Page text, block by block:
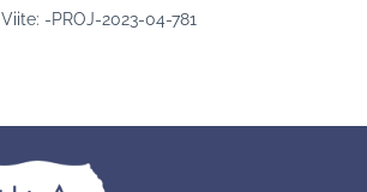
Viite: -PROJ-2023-04-781